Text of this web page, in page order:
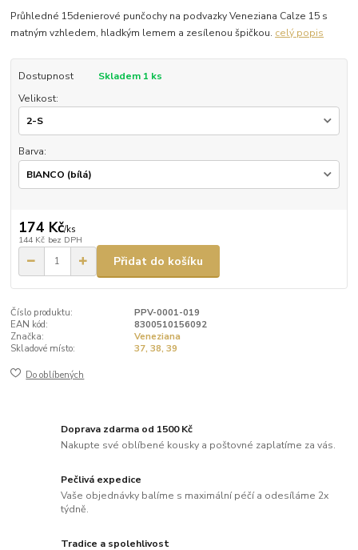
Průhledné 15denierové punčochy na podvazky Veneziana Calze 15 s
matným vzhledem, hladkým lemem a zesílenou špičkou. celý popis
Dostupnost
Skladem 1 ks
Velikost:
Barva:
174 Kč/ks
144 Kč bez DPH
Přidat do košíku
Číslo produktu:
PPV-0001-019
EAN kód:
8300510156092
Značka:
Veneziana
Skladové místo:
37, 38, 39
Do oblíbených
Doprava zdarma od 1500 Kč
Nakupte své oblíbené kousky a poštovné zaplatíme za vás.
Pečlivá expedice
Vaše objednávky balíme s maximální péčí a odesíláme 2x
týdně.
Tradice a spolehlivost